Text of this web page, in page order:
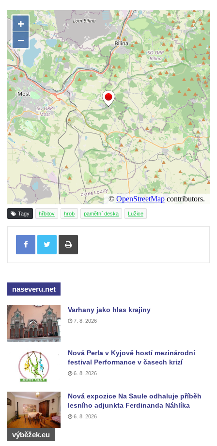
Pomník obětem 1. a 2. světové války v
Římově
Hrob Petera Korgera a Petra Štindla na
hřbitově v Římově
Pomník obětem 1. světové války v Dolním
Předoníně
Pomník obětem 2. světové války v Plavu
Pamětní deska obětem 1. světové války v
Plavu
Kenotaf Pepiho Meisela na hřbitově v
Dolním Podluží
Kenotaf Leopolda Malata na hřbitově v
Dolním Podluží
Kenotaf Antona Klause na hřbitově v
Dolním Podluží
Kenotaf Heinricha Klause na hřbitově v
Kenotaf Josefa Stolle na hřbitově v Dolním
židovském hřbitově v Mostě
Račicích
Pamětní deska Miroslava Švice na domě
čp. 43 v Lužci nad Vltavou
Pomník obětem 2. světové války v ulici 1.
máje v Lužci nad Vltavou
nad Vltavou
Hrob Vladislava Neumana v Hostíně u
Vojkovic
Pomník obětem válek před hřbitovem v
Tagy hřbitov hrob pamětní deska Lužice
Tisknout
naseveru.net
Varhany jako hlas krajiny
7. 8. 2026
Nová Perla v Kyjově hostí mezinárodní
festival Performance v časech krizí
6. 8. 2026
Nová expozice Na Saule odhaluje příběh
lesního adjunkta Ferdinanda Náhlíka
6. 8. 2026
výběžek.eu